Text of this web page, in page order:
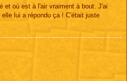
et où est à l'air vraiment à bout. J'ai
lui a répondu ça ! C'était juste